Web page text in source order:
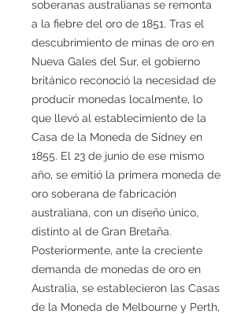
soberanas australianas se remonta
a la fiebre del oro de 1851. Tras el
descubrimiento de minas de oro en
Nueva Gales del Sur, el gobierno
británico reconoció la necesidad de
producir monedas localmente, lo
que llevó al establecimiento de la
Casa de la Moneda de Sídney en
1855. El 23 de junio de ese mismo
año, se emitió la primera moneda de
oro soberana de fabricación
australiana, con un diseño único,
distinto al de Gran Bretaña.
Posteriormente, ante la creciente
demanda de monedas de oro en
Australia, se establecieron las Casas
de la Moneda de Melbourne y Perth,